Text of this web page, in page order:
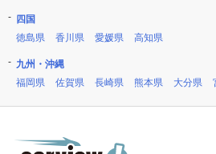
四国
徳島県
香川県 愛媛県 高知県
九州・沖縄
福岡県
佐賀県 長崎県 熊本県 大分県